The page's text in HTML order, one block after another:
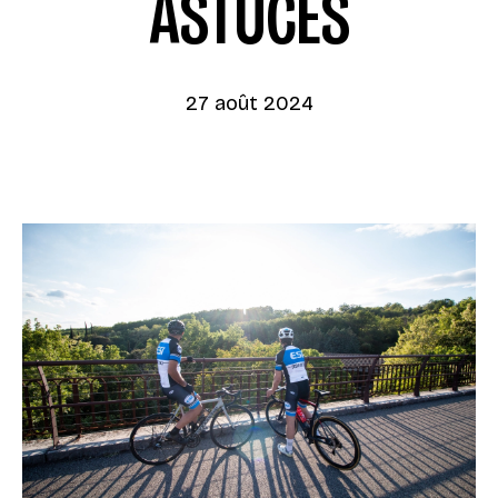
27 août 2024